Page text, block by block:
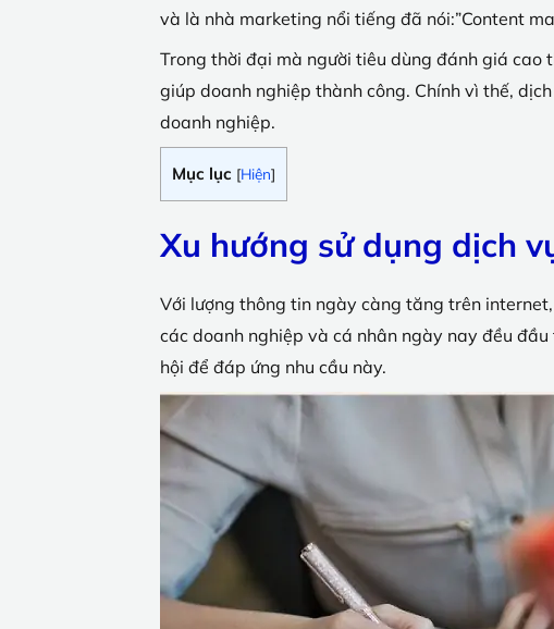
và là nhà marketing nổi tiếng đã nói:”Content
Trong thời đại mà người tiêu dùng đánh giá cao
giúp doanh nghiệp thành công. Chính vì thế,
doanh nghiệp.
Mục lục [Hiện]
Xu hướng sử dụng dịch
Với lượng thông tin ngày càng tăng trên
các doanh nghiệp và cá nhân ngày nay đều
hội để đáp ứng nhu cầu này.